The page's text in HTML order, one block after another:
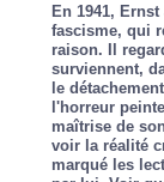
En 1941,
fascisme, qui
raison. Il
surviennent,
le
l'horreur
maîtrise de
voir la réalité
marqué les